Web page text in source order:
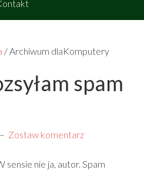
/Archiwum dlaKomputery
spam
Zostaw komentarz
sensie nie ja, autor. Spam